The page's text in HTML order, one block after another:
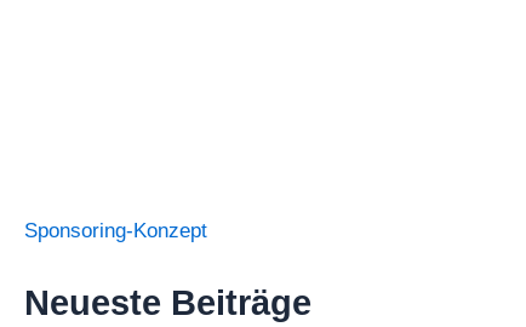
Sponsoring-Konzept
Neueste Beiträge